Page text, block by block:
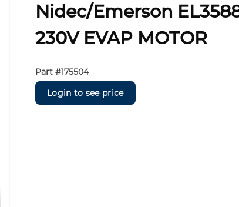
Nidec/Emerson
230V EVAP MOTOR
Part #175504
Login to see price